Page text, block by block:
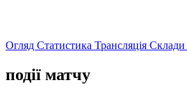
Огляд Статистика Трансляція Склади
події матчу